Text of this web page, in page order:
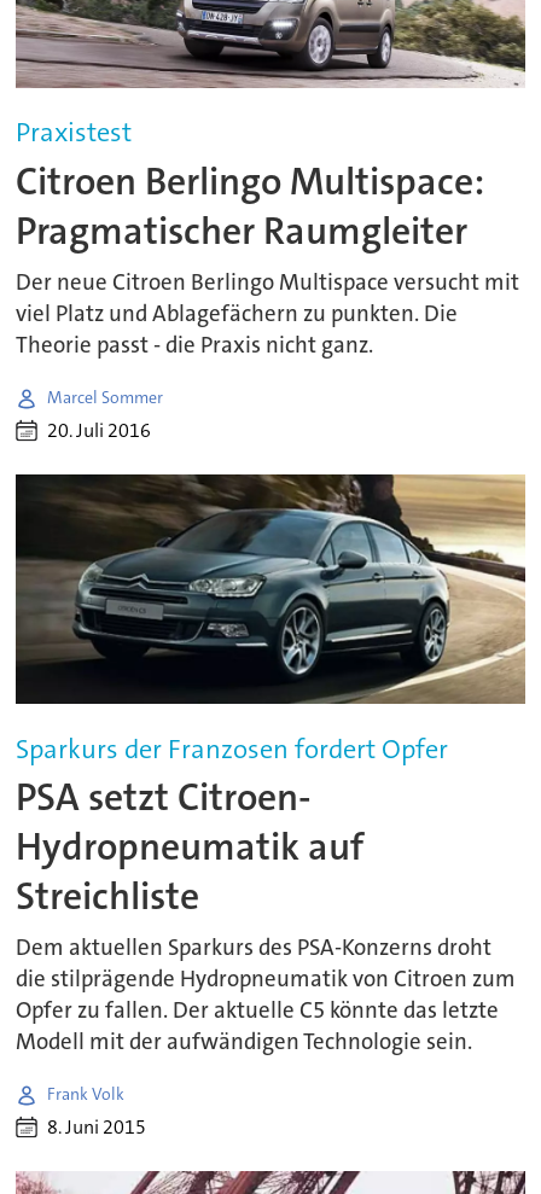
Praxistest
Citroen Berlingo Multispace:
Pragmatischer Raumgleiter
Der neue Citroen Berlingo Multispace versucht mit
viel Platz und Ablagefächern zu punkten. Die
Theorie passt - die Praxis nicht ganz.
Marcel Sommer
20. Juli 2016
Sparkurs der Franzosen fordert Opfer
PSA setzt Citroen-
Hydropneumatik auf
Streichliste
Dem aktuellen Sparkurs des PSA-Konzerns droht
die stilprägende Hydropneumatik von Citroen zum
Opfer zu fallen. Der aktuelle C5 könnte das letzte
Modell mit der aufwändigen Technologie sein.
Frank Volk
8. Juni 2015